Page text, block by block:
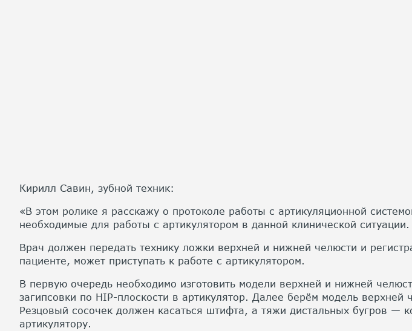
Кирилл Савин, зубной техник:
«В этом ролике я расскажу о протоколе работы с артикуляционной
необходимые для работы с артикулятором в данной клинической ситуации.
Врач должен передать технику ложки верхней и нижней челюсти и
пациенте, может приступать к работе с артикулятором.
В первую очередь необходимо изготовить модели верхней и нижней
загипсовки по HIP-плоскости в артикулятор. Далее берём модель
Резцовый сосочек должен касаться штифта, а тяжи дистальных бугров —
артикулятору.